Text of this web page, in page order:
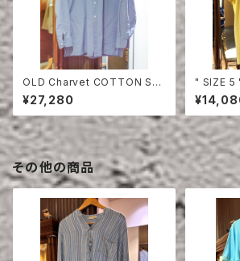
OLD Charvet COTTON SHI
RT
¥27,280
" SIZE 5 " LACOSTE
SHIRT
その他の商品